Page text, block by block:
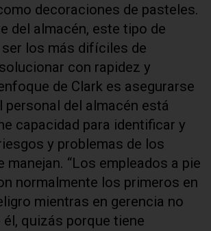
decoraciones de pasteles.
del almacén, este tipo de
los más difíciles de
con rapidez y
de Clark es asegurarse
personal del almacén está
capacidad para identificar y
y problemas de los
manejan. “Los empleados a pie
normalmente los primeros en
mientras en gerencia no
él, quizás porque tiene